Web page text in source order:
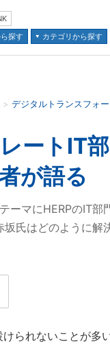
探す
カテゴリから探す
デジタルトランスフォ
ートIT
が語る
ーマにHERPのIT部
氏はどのように解
られないことが多